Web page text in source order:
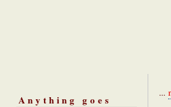
Anything goes
...